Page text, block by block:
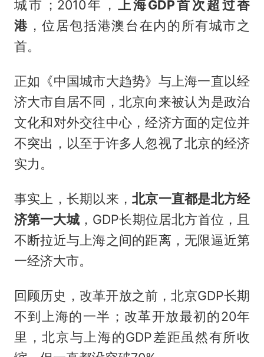
城市；2010年，上海GDP首次超过香
港 ，位居包括港澳台在内的所有城市之
首。
正如《中国城市大趋势》与上海一直以经
济大市自居不同，北京向来被认为是政治
文化和对外交往中心，经济方面的定位并
不突出，以至于许多人忽视了北京的经济
实力。
事实上，长期以来，北京一直都是北方经
济第一大城，GDP长期位居北方首位，且
不断拉近与上海之间的距离，无限逼近第
一经济大市。
回顾历史，改革开放之前，北京GDP长期
不到上海的一半；改革开放最初的20年
里，北京与上海的GDP差距虽然有所收